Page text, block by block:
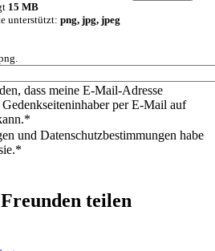
15 MB
unterstützt: png, jpg, jpeg
dass meine E-Mail-Adresse
per E-Mail auf
und Datenschutzbestimmungen habe
teilen